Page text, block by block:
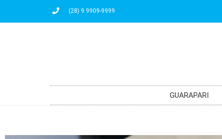
(28) 9 9909-9999
GUARAPARI